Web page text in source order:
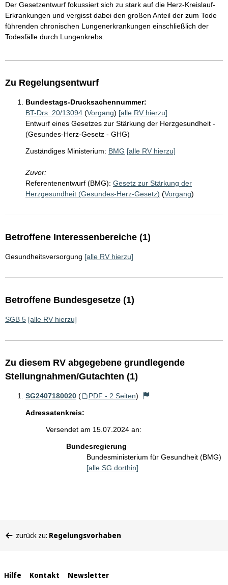
Der Gesetzentwurf fokussiert sich zu stark auf die Herz-Kreislauf-
Erkrankungen und vergisst dabei den großen Anteil der zum Tode
führenden chronischen Lungenerkrankungen einschließlich der
Todesfälle durch Lungenkrebs.
Zu Regelungsentwurf
Bundestags-Drucksachennummer:
BT-Drs. 20/13094 (Vorgang) [alle RV hierzu]
Entwurf eines Gesetzes zur Stärkung der Herzgesundheit -
(Gesundes-Herz-Gesetz - GHG)
Zuständiges Ministerium: BMG [alle RV hierzu]
Zuvor:
Referentenentwurf (BMG): Gesetz zur Stärkung der
Herzgesundheit (Gesundes-Herz-Gesetz) (Vorgang)
Betroffene Interessenbereiche (1)
Gesundheitsversorgung [alle RV hierzu]
Betroffene Bundesgesetze (1)
SGB 5 [alle RV hierzu]
Zu diesem RV abgegebene grundlegende
Stellungnahmen/Gutachten (1)
SG2407180020 ( PDF - 2 Seiten)
Adressatenkreis:
Versendet am 15.07.2024 an:
Bundesregierung
Bundesministerium für Gesundheit (BMG)
[alle SG dorthin]
befinden
zurück zu: Regelungsvorhaben
Interne
Hilfe Kontakt Newsletter